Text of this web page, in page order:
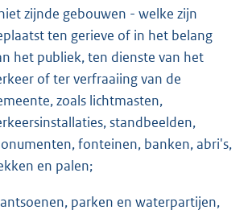
zijnde gebouwen - welke zijn
ten gerieve of in het belang
het publiek, ten dienste van het
of ter verfraaiing van de
zoals lichtmasten,
standbeelden,
fonteinen, banken, abri's,
en palen;
parken en waterpartijen,